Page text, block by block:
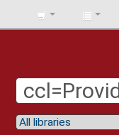
BIBLIOTECA